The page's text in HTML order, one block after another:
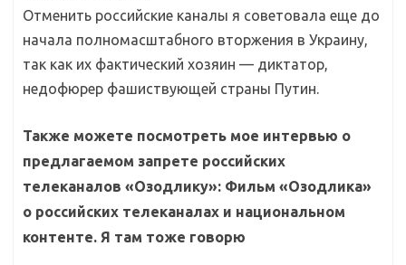
Отменить российские каналы я советовала еще до
начала полномасштабного вторжения в Украину,
так как их фактический хозяин — диктатор,
недофюрер фашиствующей страны Путин.
Также можете посмотреть мое интервью о
предлагаемом запрете российских
телеканалов «Озодлику»: Фильм «Озодлика»
о российских телеканалах и национальном
контенте. Я там тоже говорю